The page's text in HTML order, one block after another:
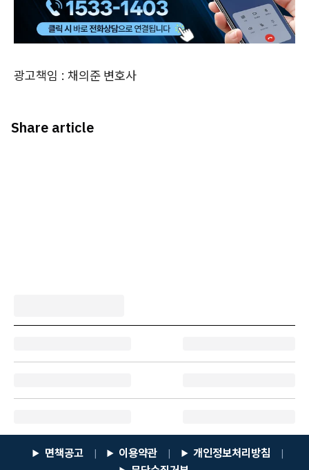
광고책임 : 채의준 변호사
Share article
면책공고 | 이용약관 | 개인정보처리방침 |